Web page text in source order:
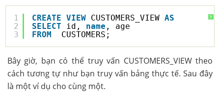
?
1
2
3
CREATE VIEW CUSTOMERS_VIEW AS
SELECT
id, name , age
FROM
CUSTOMERS;
Bây giờ, bạn có thể truy vấn CUSTOMERS_VIEW theo
cách tương tự như bạn truy vấn bảng thực tế. Sau đây
là một ví dụ cho cùng một.